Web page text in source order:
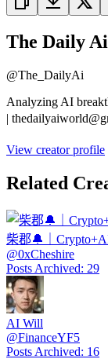
The Daily Ai
@The_DailyAi
Analyzing AI
|
View creator profile
Related
柴郡🔔｜
@0xCheshire
Posts Archived: 29
AI Will
@FinanceYF5
Posts Archived: 16